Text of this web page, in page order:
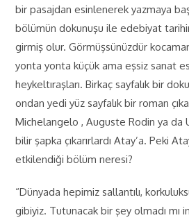
bir pasajdan esinlenerek yazmaya
bölümün dokunuşu ile edebiyat
girmiş olur. Görmüşsünüzdür
yonta yonta küçük ama eşsiz sanat
heykeltıraşları. Birkaç sayfalık bir
ondan yedi yüz sayfalık bir roman
Michelangelo , Auguste Rodin ya da
bilir şapka çıkarırlardı Atay’a. Peki
etkilendiği bölüm neresi?
“Dünyada hepimiz sallantılı,
gibiyiz. Tutunacak bir şey olmadı mı